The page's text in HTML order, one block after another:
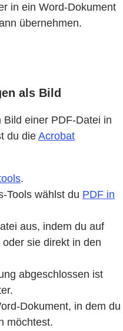
in ein Word-Dokument
übernehmen.
als Bild
einer PDF-Datei in
du die Acrobat
.
Tools wählst du PDF in
aus, indem du auf
oder sie direkt in den
abgeschlossen ist
Dokument, in dem du
möchtest.